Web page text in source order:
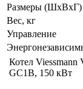
Размеры (ШхВхГ)
Вес, кг
Управление
Котел Viessmann
GC1B, 150 кВт